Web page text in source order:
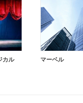
カル マーベル